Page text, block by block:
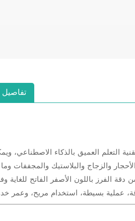
تفاصيل
التعلم العميق بالذكاء الاصطناعي،
الفرز باللون الأصفر الفاتح